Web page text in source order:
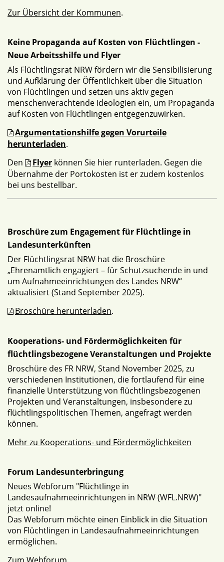
Zur Übersicht der Kommunen.
Keine Propaganda auf Kosten von Flüchtlingen -
Neue Arbeitsshilfe und Flyer
Als Flüchtlingsrat NRW fördern wir die Sensibilisierung
und Aufklärung der Öffentlichkeit über die Situation
von Flüchtlingen und setzen uns aktiv gegen
menschenverachtende Ideologien ein, um Propaganda
auf Kosten von Flüchtlingen entgegenzuwirken.
Argumentationshilfe gegen Vorurteile
herunterladen.
Den
Flyer können Sie hier runterladen. Gegen die
Übernahme der Portokosten ist er zudem kostenlos
bei uns bestellbar.
Broschüre zum Engagement für Flüchtlinge in
Landesunterkünften
Der Flüchtlingsrat NRW hat die Broschüre
„Ehrenamtlich engagiert – für Schutzsuchende in und
um Aufnahmeeinrichtungen des Landes NRW“
aktualisiert (Stand September 2025).
Broschüre herunterladen.
Kooperations- und Fördermöglichkeiten für
flüchtlingsbezogene Veranstaltungen und Projekte
Broschüre des FR NRW, Stand November 2025, zu
verschiedenen Institutionen, die fortlaufend für eine
finanzielle Unterstützung von flüchtlingsbezogenen
Projekten und Veranstaltungen, insbesondere zu
flüchtlingspolitischen Themen, angefragt werden
können.
Mehr zu Kooperations- und Fördermöglichkeiten
Forum Landesunterbringung
Neues Webforum "Flüchtlinge in
Landesaufnahmeeinrichtungen in NRW (WFL.NRW)"
jetzt online!
Das Webforum möchte einen Einblick in die Situation
von Flüchtlingen in Landesaufnahmeeinrichtungen
ermöglichen.